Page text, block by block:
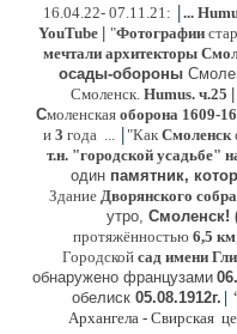
16.04.22- 07.11.21: |...
YouTube
"Фотографии
мечтали архитекторы
осады-обороны
Смоленск. Humus. ч.25
Смоленская оборона 1609-
и 3 года ... |"Как Смоленск
т.н. "городской усадьбе"
один памятник,
Здание Дворянского
утро, Смоленск!
протяжённостью 6,5 км
Городской сад имени
обнаружено французами
обелиск 05.08.1912г. |
Архангела - Свирская